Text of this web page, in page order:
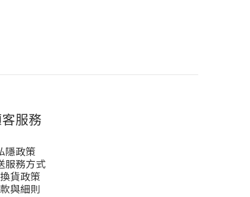
服務
隱政策
服務方式
貨政策
與細則